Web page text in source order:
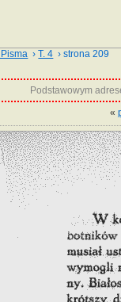
›T. 4 › strona 209
Podstawowym
«